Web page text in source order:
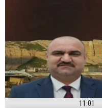
11:01